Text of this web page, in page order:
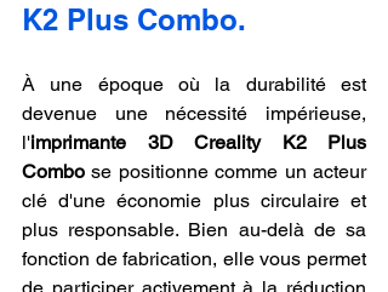
K2 Plus Combo.
À une époque où la durabilité est
devenue une nécessité impérieuse,
l'imprimante 3D Creality K2 Plus
Combo se positionne comme un acteur
clé d'une économie plus circulaire et
plus responsable. Bien au-delà de sa
fonction de fabrication, elle vous permet